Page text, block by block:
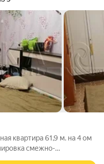
квартира 61,9 м. на 4 ом
смежно-